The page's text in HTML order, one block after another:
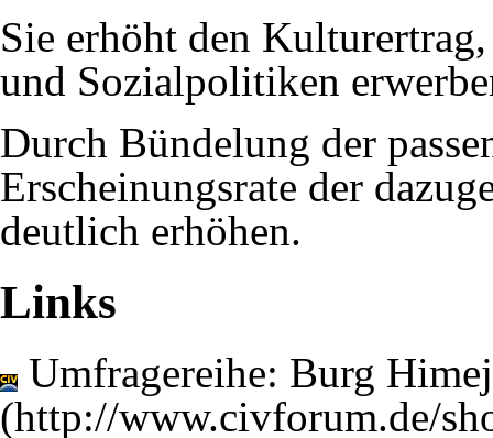
Sie erhöht den Kulturertrag
und Sozialpolitiken
Durch Bündelung der
Erscheinungsrate der
deutlich erhöhen.
Links
Umfragereihe: Burg